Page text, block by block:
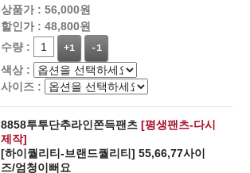
상품가 : 56,000원
할인가 : 48,800원
수량 :
+1 -1
색상 :
사이즈 :
8858투투단추라인쫀득팬츠 [평생팬츠-다시
제작]
[하이퀄리티-브랜드퀄리티] 55,66,77사이
즈/엄청이뻐요